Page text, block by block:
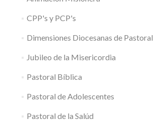
CPP's y PCP's
Dimensiones Diocesanas de Pastoral
Jubileo de la Misericordia
Pastoral Bíblica
Pastoral de Adolescentes
Pastoral de la Salúd